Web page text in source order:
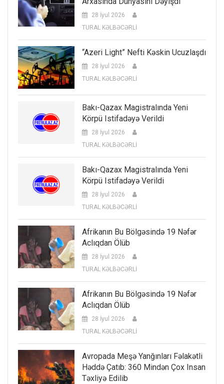
28 İyul 2026
TURAL KƏLBƏCƏRLİ
“Azeri Light” Nefti Kəskin Ucuzlaşdı
28 İyul 2026
TURAL KƏLBƏCƏRLİ
Bakı-Qazax Magistralında Yeni
Körpü Istifadəyə Verildi
28 İyul 2026
TURAL KƏLBƏCƏRLİ
Bakı-Qazax Magistralında Yeni
Körpü Istifadəyə Verildi
28 İyul 2026
TURAL KƏLBƏCƏRLİ
Afrikanın Bu Bölgəsində 19 Nəfər
Aclıqdan Ölüb
28 İyul 2026
TURAL KƏLBƏCƏRLİ
Afrikanın Bu Bölgəsində 19 Nəfər
Aclıqdan Ölüb
28 İyul 2026
TURAL KƏLBƏCƏRLİ
Avropada Meşə Yanğınları Fəlakətli
Həddə Çatıb: 360 Mindən Çox Insan
Təxliyə Edilib